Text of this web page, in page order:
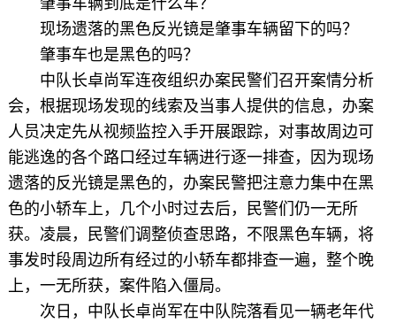
肇事车辆到底是什么车？
现场遗落的黑色反光镜是肇事车辆留下的吗？
肇事车也是黑色的吗？
中队长卓尚军连夜组织办案民警们召开案情分析
会，根据现场发现的线索及当事人提供的信息，办案
人员决定先从视频监控入手开展跟踪，对事故周边可
能逃逸的各个路口经过车辆进行逐一排查，因为现场
遗落的反光镜是黑色的，办案民警把注意力集中在黑
色的小轿车上，几个小时过去后，民警们仍一无所
获。凌晨，民警们调整侦查思路，不限黑色车辆，将
事发时段周边所有经过的小轿车都排查一遍，整个晚
上，一无所获，案件陷入僵局。
次日，中队长卓尚军在中队院落看见一辆老年代